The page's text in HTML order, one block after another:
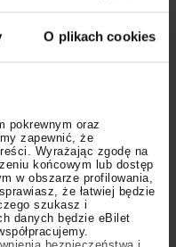
O plikach cookies
pokrewnym oraz
zapewnić, że
Wyrażając zgodę na
końcowym lub dostęp
w obszarze profilowania,
że łatwiej będzie
szukasz i
danych będzie eBilet
miał ograniczoną
koniecznie
jako jeden z
stojące, więc
problemów